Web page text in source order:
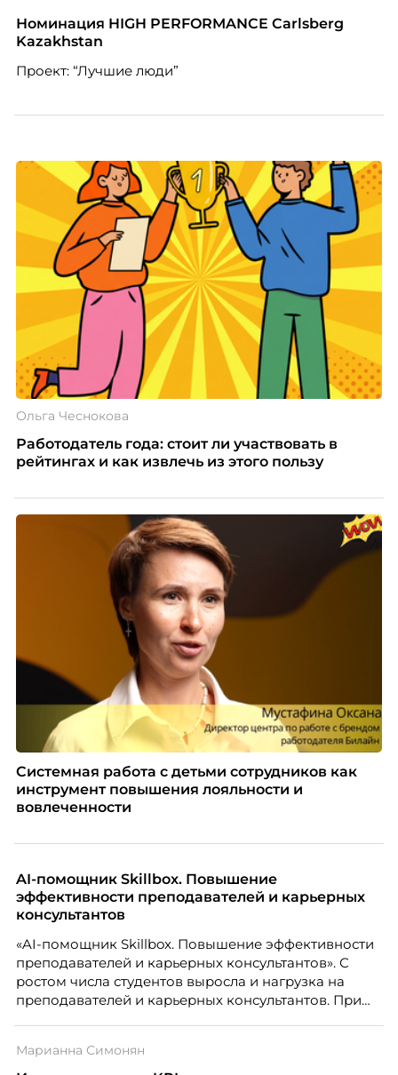
кадровых ошибок. В этой статье Марина Ускова,
руководитель отдела подбора персонала
распространенные мифы о зумерах и объясняет,
бизнесу находить и удерживать сильных
Номинация HIGH PERFORMANCE Carlsberg
Kazakhstan
Проект: “Лучшие люди”
Ольга Чеснокова
Работодатель года: стоит ли участвовать в
рейтингах и как извлечь из этого пользу
Системная работа с детьми сотрудников как
инструмент повышения лояльности и
вовлеченности
AI-помощник Skillbox. Повышение
эффективности преподавателей и карьерных
консультантов
«AI-помощник Skillbox. Повышение эффективности
преподавателей и карьерных консультантов». С
ростом числа студентов выросла и нагрузка на
преподавателей и карьерных консультантов. При
повысить эффективность сотрудников, ускорить
Марианна Симонян